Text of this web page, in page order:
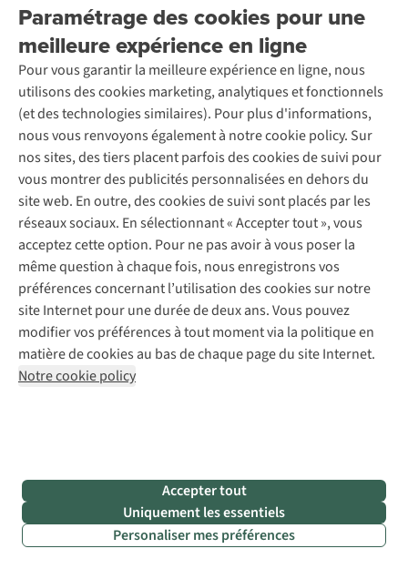
s’agit-
il ?
D’une
randonnée
longue
distance
dans
le
premier
parc
national
du
pays
Lepremier parc nationalde Belgique ? Il se trouve en Haute
Campine. Il s’agit d’un vaste espace naturel composé de
Trail
, un circuit qui vous plongera au cœur du patrimoine
naturel du Limbourg. Le Trail a déjà étérécompensé
plusieurs reprises avec leLeading Quality Label
Paramétrage des cookies pour une
meilleure expérience en ligne
Pour vous garantir la meilleure expérience en ligne, nous
utilisons des cookies marketing, analytiques et fonctionnels
(et des technologies similaires). Pour plus d'informations,
nous vous renvoyons également à notre cookie policy. Sur
nos sites, des tiers placent parfois des cookies de suivi pour
vous montrer des publicités personnalisées en dehors du
site web. En outre, des cookies de suivi sont placés par les
réseaux sociaux. En sélectionnant « Accepter tout », vous
acceptez cette option. Pour ne pas avoir à vous poser la
même question à chaque fois, nous enregistrons vos
préférences concernant l’utilisation des cookies sur notre
site Internet pour une durée de deux ans. Vous pouvez
modifier vos préférences à tout moment via la politique en
matière de cookies au bas de chaque page du site Internet.
Notre cookie policy
Accepter tout
Uniquement les essentiels
Personaliser mes préférences